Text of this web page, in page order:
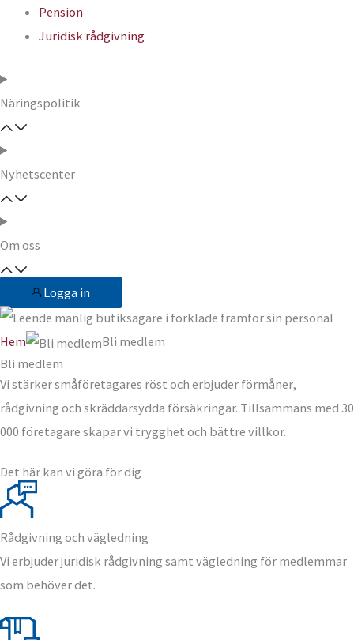
Pension
Juridisk rådgivning
Näringspolitik
Nyhetscenter
Om oss
Logga in
Hem
Bli medlem
Bli medlem
Vi stärker småföretagares röst och erbjuder förmåner,
rådgivning och skräddarsydda försäkringar. Tillsammans med 30
000 företagare skapar vi trygghet och bättre villkor.
Det här kan vi göra för dig
Rådgivning och vägledning
Vi erbjuder juridisk rådgivning samt vägledning för medlemmar
som behöver det.